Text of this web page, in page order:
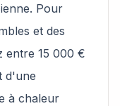
Pour
et des
entre 15 000 €
d'une
à chaleur